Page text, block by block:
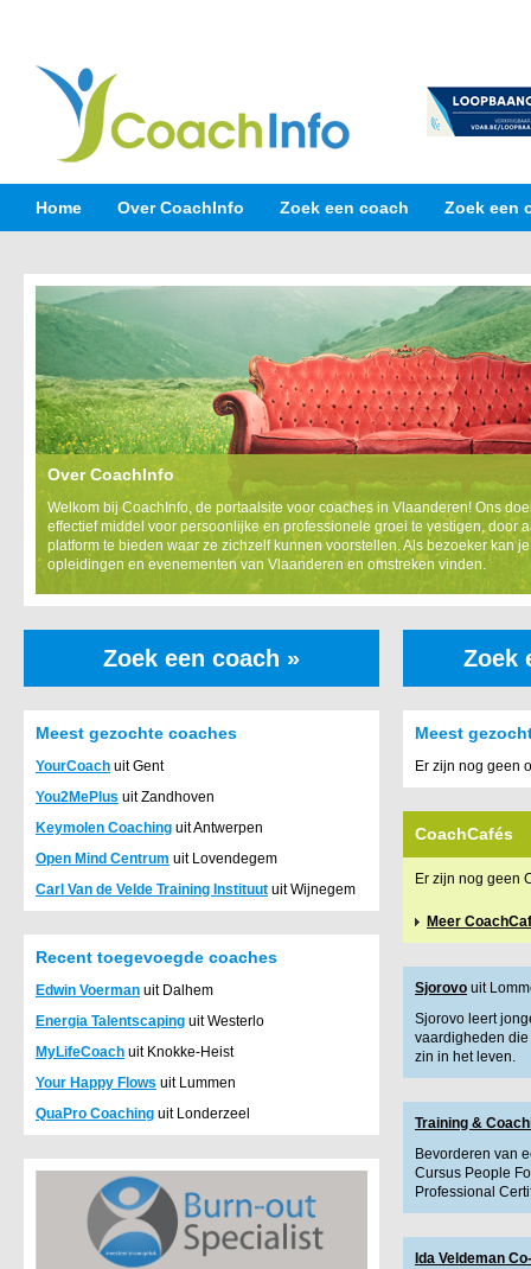
Home Over CoachInfo Zoek een coach Zoek een
Over CoachInfo
Welkom bij CoachInfo, de portaalsite voor coaches in Vlaanderen! Ons
effectief middel voor persoonlijke en professionele groei te vestigen, door
platform te bieden waar ze zichzelf kunnen voorstellen. Als bezoeker kan
opleidingen en evenementen van Vlaanderen en omstreken vinden.
Zoek een coach »
Meest gezochte coaches
YourCoach uit Gent
You2MePlus uit Zandhoven
Keymolen Coaching uit Antwerpen
Open Mind Centrum uit Lovendegem
Carl Van de Velde Training Instituut uit Wijnegem
Recent toegevoegde coaches
Edwin Voerman uit Dalhem
Energia Talentscaping uit Westerlo
MyLifeCoach uit Knokke-Heist
Your Happy Flows uit Lummen
QuaPro Coaching uit Londerzeel
Zoek
Meest
Er zijn nog geen
CoachCafés
Er zijn nog geen
Meer
Sjorovo uit
Sjorovo leert
vaardigheden
zin in het leven.
Training &
Bevorderen van
Cursus People
Professional
Ida Veldeman